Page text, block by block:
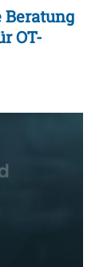
Beratung
OT-